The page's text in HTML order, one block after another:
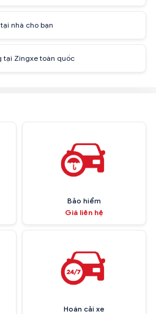
nhà cho bạn
tại Zingxe toàn quốc
Bảo hiểm
Giá liên hệ
Hoán cải xe